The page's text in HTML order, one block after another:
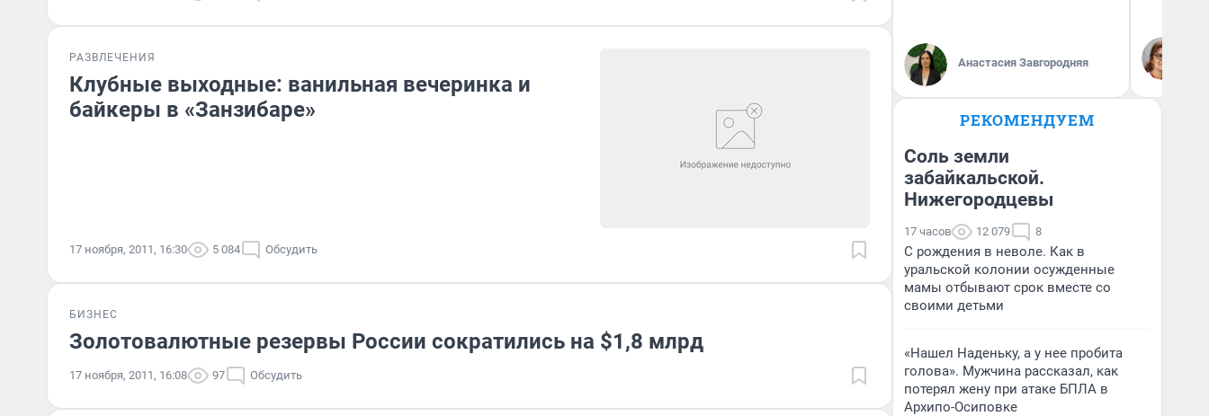
РАЗВЛЕЧЕНИЯ
Клубные выходные: ванильная вечеринка и
байкеры в «Занзибаре»
17 ноября, 2011, 16:30 5 084 Обсудить
БИЗНЕС
Золотовалютные резервы России сократились на $1,8 млрд
17 ноября, 2011, 16:08 97 Обсудить
Анастасия Завгородняя
РЕКОМЕНДУЕМ
Соль земли
забайкальской.
Нижегородцевы
17 часов 12 079 8
С рождения в неволе. Как в
уральской колонии осужденные
мамы отбывают срок вместе со
своими детьми
«Нашел Наденьку, а у нее пробита
голова». Мужчина рассказал, как
потерял жену при атаке БПЛА в
Архипо-Осиповке